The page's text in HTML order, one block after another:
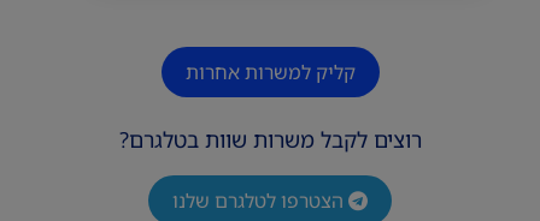
קליק למשרות אחרות
רוצים לקבל משרות שוות בטלגרם?
הצטרפו לטלגרם שלנו